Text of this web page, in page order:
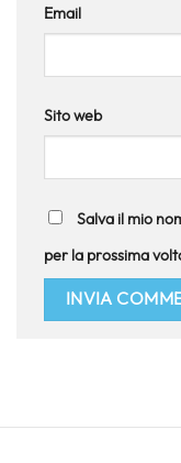
Email
Sito web
Salva il mio
per la prossima